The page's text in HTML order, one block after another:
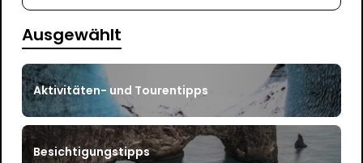
Ausgewählt
Aktivitäten- und Tourentipps
Besichtigungstipps